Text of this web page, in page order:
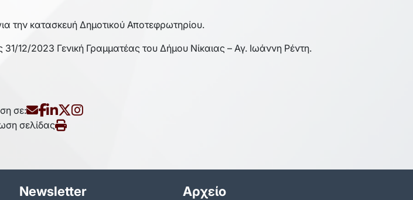
την κατασκευή Δημοτικού Αποτεφρωτηρίου.
12/2023 Γενική Γραμματέας του Δήμου Νίκαιας – Αγ. Ιωάννη Ρέντη.
σε:
σελίδας
Newsletter Αρχείο